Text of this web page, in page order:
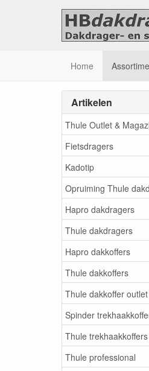
Home
Artikelen
Thule Outlet &
Fietsdragers
Kadotip
Opruiming Thule
Hapro dakdragers
Thule dakdragers
Hapro dakkoffers
Thule dakkoffers
Thule dakkoffer outlet
Spinder
Thule trekhaakkoffers
Thule professional